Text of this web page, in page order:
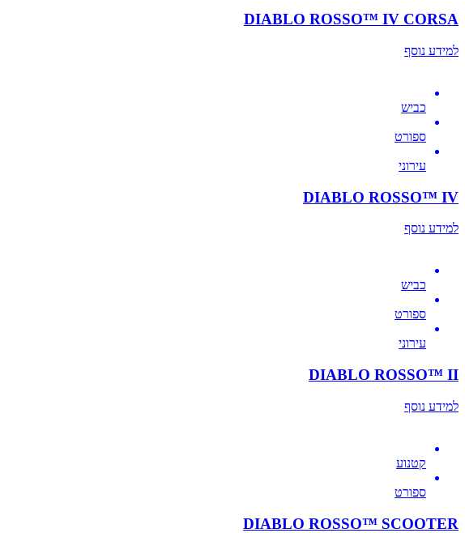
DIABLO ROSSO™ IV CORSA
למידע נוסף
כביש
ספורט
עירוני
DIABLO ROSSO™ IV
למידע נוסף
כביש
ספורט
עירוני
DIABLO ROSSO™ II
למידע נוסף
קטנוע
ספורט
DIABLO ROSSO™ SCOOTER